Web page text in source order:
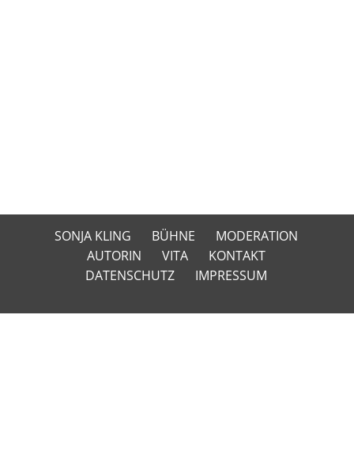
SONJA KLING BÜHNE
MODERATION
AUTORIN
VITA
KONTAKT
DATENSCHUTZ
IMPRESSUM